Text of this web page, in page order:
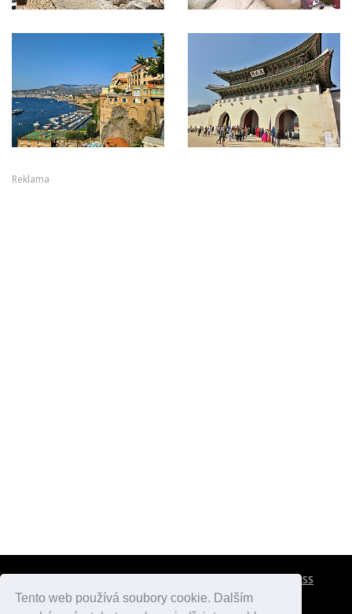
Tento web používá soubory cookie. Dalším
Reklama
RSS